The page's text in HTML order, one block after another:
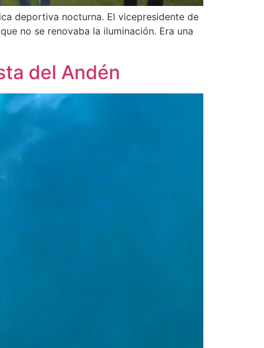
deportiva nocturna. El vicepresidente de
no se renovaba la iluminación. Era una
del Andén